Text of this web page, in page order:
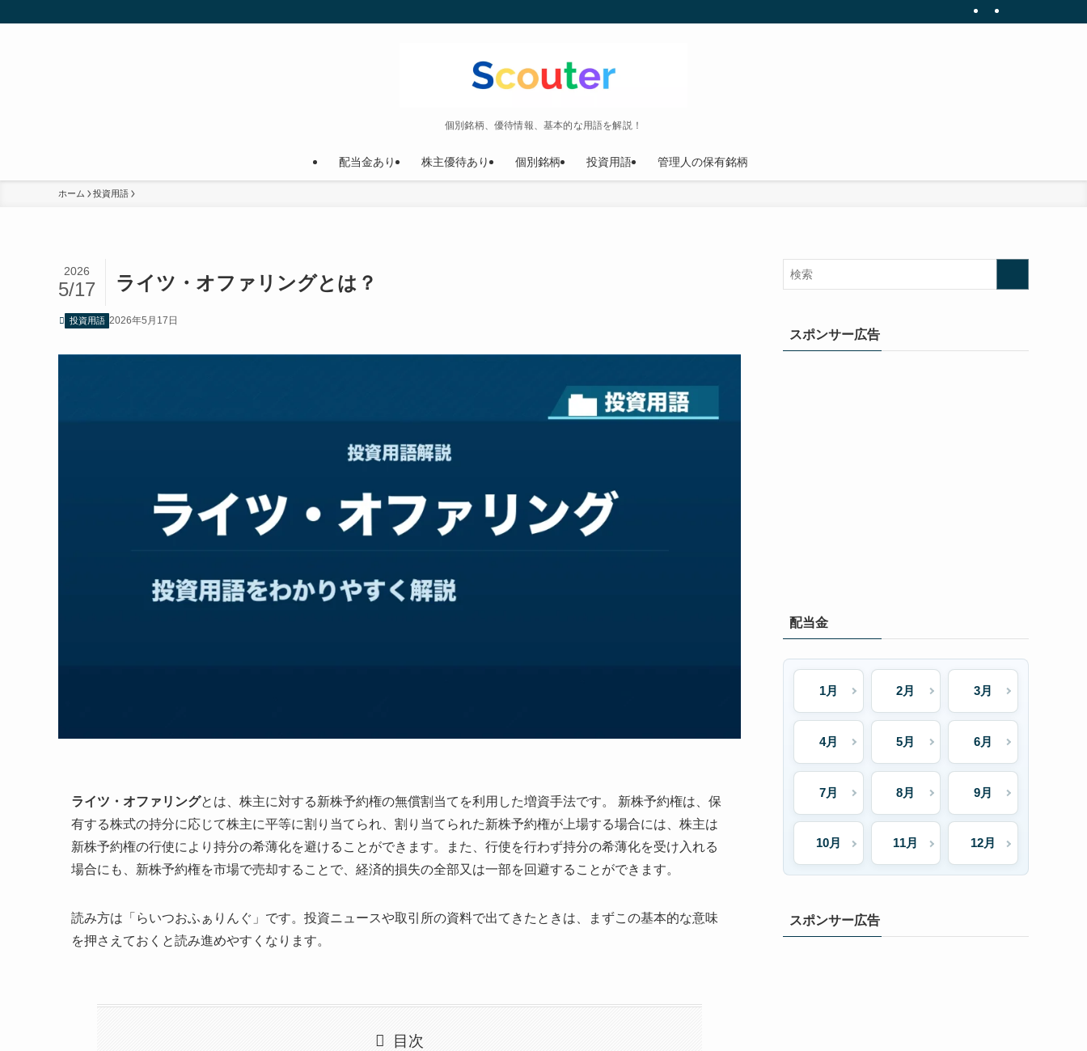
個別銘柄、優待情報、基本的な用語を解説！
配当金あり 株主優待あり 個別銘柄 投資用語 管理人の保有銘柄
ホーム 投資用語
ライツ・オファリングとは？
2026
5/17
投資用語 2026年5月17日
ライツ・オファリングとは、株主に対する新株予約権の無償割当てを利用した増資手法です。 新株予約権は、保
有する株式の持分に応じて株主に平等に割り当てられ、割り当てられた新株予約権が上場する場合には、株主は
新株予約権の行使により持分の希薄化を避けることができます。また、行使を行わず持分の希薄化を受け入れる
場合にも、新株予約権を市場で売却することで、経済的損失の全部又は一部を回避することができます。
読み方は「らいつおふぁりんぐ」です。投資ニュースや取引所の資料で出てきたときは、まずこの基本的な意味
を押さえておくと読み進めやすくなります。
目次
スポンサー広告
配当金
1月 2月 3月
4月 5月 6月
7月 8月 9月
10月 11月 12月
スポンサー広告